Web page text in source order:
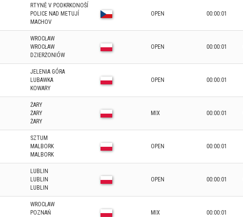
RTYNĚ V PODKRKONOŠÍ
POLICE NAD METUJÍ
MACHOV
OPEN 00:00:01
WROCŁAW
WROCŁAW
DZIERŻONIÓW
OPEN 00:00:01
JELENIA GÓRA
LUBAWKA
KOWARY
OPEN 00:00:01
ŻARY
ŻARY
ŻARY
MIX 00:00:01
SZTUM
MALBORK
MALBORK
OPEN 00:00:01
LUBLIN
LUBLIN
LUBLIN
OPEN 00:00:01
WROCŁAW
POZNAŃ
MIX 00:00:01